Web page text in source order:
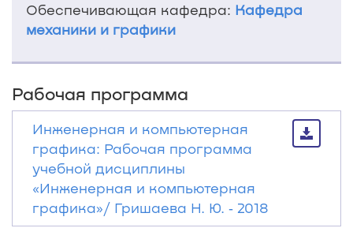
Обеспечивающая кафедра: Кафедра
механики и графики
Рабочая программа
Инженерная и компьютерная
графика: Рабочая программа
учебной дисциплины
«Инженерная и компьютерная
графика»/ Гришаева Н. Ю. ‐ 2018